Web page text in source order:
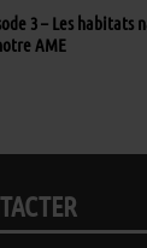
3 – Les habitats
AME